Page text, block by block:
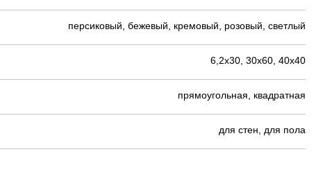
персиковый, бежевый, кремовый, розовый, светлый
6,2х30, 30х60, 40х40
прямоугольная, квадратная
для стен, для пола